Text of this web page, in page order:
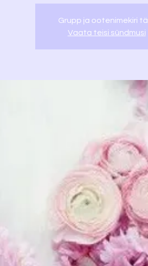
Grupp ja ootenimekiri
Vaata teisi sündmusi